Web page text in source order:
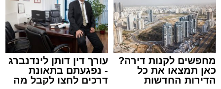
צילום: יהושע פרוכטר
מערכת האתר / 00:35 09.08.26
מחפשים לקנות דירה?
כאן תמצאו את כל
הדירות החדשות
עורך דין דותן לינדנברג
- נפגעתם בתאונת
דרכים לחצו לקבל מה